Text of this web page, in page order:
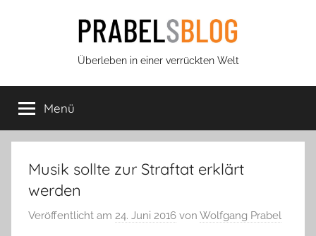
Prabels
Blog
Überleben in einer verrückten Welt
Menü
Musik sollte zur Straftat erklärt
werden
Veröffentlicht am 24. Juni 2016 von Wolfgang Prabel